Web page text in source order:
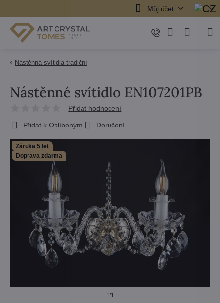
Můj účet
Nástěnná svítidla tradiční
Záruka 5 let
Doprava zdarma
1/1
Nástěnné svítidlo EN107201PB
Přidat hodnocení
Přidat k Oblíbeným Doručení